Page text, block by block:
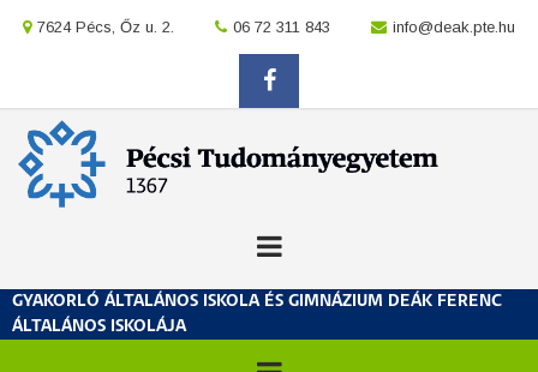
location
7624 Pécs, Őz u. 2. location
06 72 311 843 location
info@deak.pte.hu
facebook
GYAKORLÓ ÁLTALÁNOS ISKOLA ÉS GIMNÁZIUM DEÁK FERENC
ÁLTALÁNOS ISKOLÁJA